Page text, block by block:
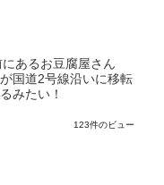
あるお豆腐屋さん
が国道2号線沿いに移転
みたい！
123件のビュー